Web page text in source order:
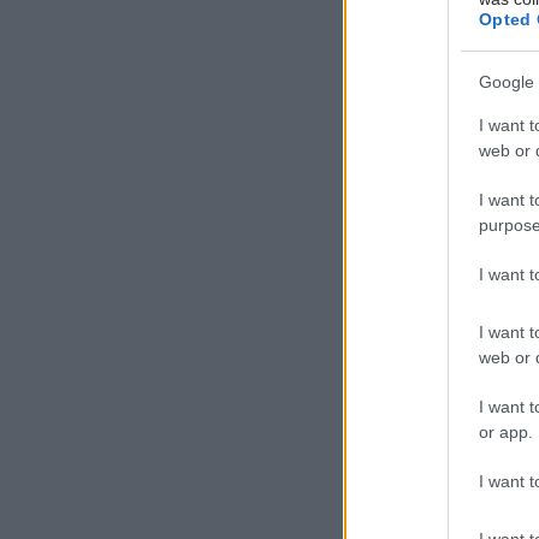
Opted
Google
I want
web or
I want
I want
I want
web or
I want
or app.
I want